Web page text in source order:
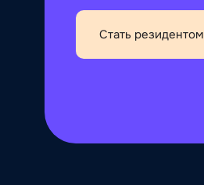
Стать резидентом